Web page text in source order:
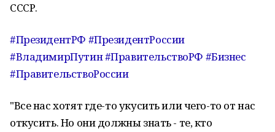
СССР.
#ПрезидентРФ #ПрезидентРоссии
#ВладимирПутин#ПравительствоРФ #Бизнес
#ПравительствоРоссии
"Все нас хотят где-то укусить или чего-то от нас
откусить. Но они должны знать - те, кто